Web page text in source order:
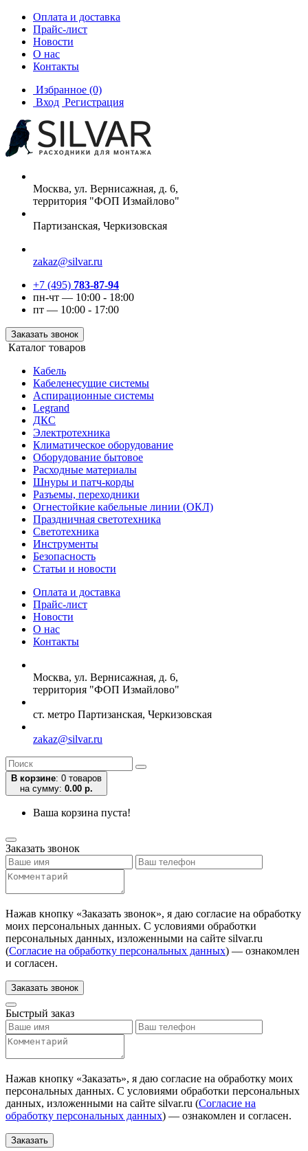
Оплата и доставка
Прайс-лист
Новости
О нас
Контакты
Избранное (0)
Вход Регистрация
Москва, ул. Вернисажная, д. 6,
территория "ФОП Измайлово"
Партизанская, Черкизовская
zakaz@silvar.ru
+7 (495) 783-87-94
пн-чт — 10:00 - 18:00
пт — 10:00 - 17:00
Заказать звонок
Каталог товаров
Кабель
Кабеленесущие системы
Аспирационные системы
Legrand
ДКС
Электротехника
Климатическое оборудование
Оборудование бытовое
Расходные материалы
Шнуры и патч-корды
Разъемы, переходники
Огнестойкие кабельные линии (ОКЛ)
Праздничная светотехника
Светотехника
Инструменты
Безопасность
Статьи и новости
Оплата и доставка
Прайс-лист
Новости
О нас
Контакты
Москва, ул. Вернисажная, д. 6,
территория "ФОП Измайлово"
ст. метро Партизанская, Черкизовская
zakaz@silvar.ru
В корзине: 0 товаров
на сумму: 0.00 р.
Ваша корзина пуста!
Заказать звонок
Нажав кнопку «Заказать звонок», я даю согласие на обработку
моих персональных данных. С условиями обработки
персональных данных, изложенными на сайте silvar.ru
(Согласие на обработку персональных данных) — ознакомлен
и согласен.
Заказать звонок
Быстрый заказ
Нажав кнопку «Заказать», я даю согласие на обработку моих
персональных данных. С условиями обработки персональных
данных, изложенными на сайте silvar.ru (Согласие на
обработку персональных данных) — ознакомлен и согласен.
Заказать